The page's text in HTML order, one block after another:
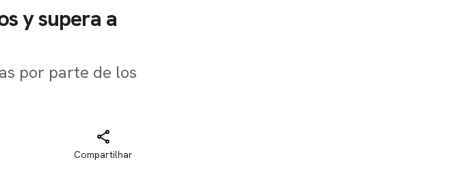
y supera a
por parte de los
Compartilhar